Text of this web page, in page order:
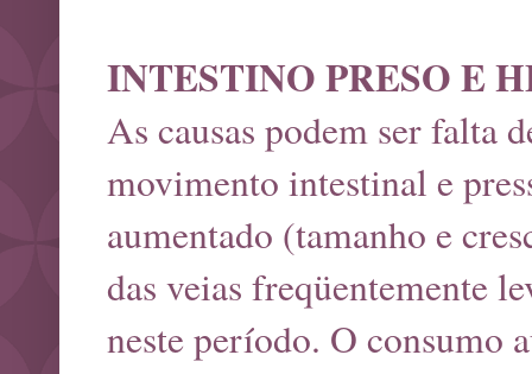
INTESTINO PRESO E
As causas podem ser falta
movimento intestinal e
aumentado (tamanho e
das veias freqüentemente
neste período. O consumo